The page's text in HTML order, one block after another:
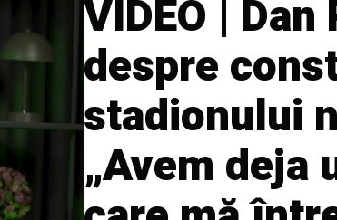
VIDEO |
despre
stadionului
„Avem deja